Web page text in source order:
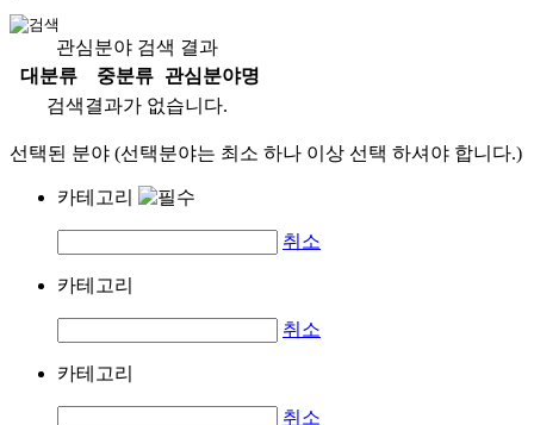
관심분야 검색 결과
대분류
중분류
관심분야명
검색결과가 없습니다.
선택된 분야 (선택분야는 최소 하나 이상 선택 하셔야 합니다.)
카테고리
취소
카테고리
취소
카테고리
취소